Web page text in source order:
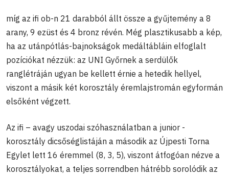
míg az ifi ob-n 21 darabból állt össze a gyűjtemény a 8
arany, 9 ezüst és 4 bronz révén. Még plasztikusabb a kép,
ha az utánpótlás-bajnokságok medáltábláin elfoglalt
pozíciókat nézzük: az UNI Győrnek a serdülők
ranglétráján ugyan be kellett érnie a hetedik hellyel,
viszont a másik két korosztály éremlajstromán egyformán
elsőként végzett.
Az ifi – avagy uszodai szóhasználatban a junior -
korosztály dicsőséglistáján a második az Újpesti Torna
Egylet lett 16 éremmel (8, 3, 5), viszont átfogóan nézve a
korosztályokat, a teljes sorrendben hátrébb sorolódik az